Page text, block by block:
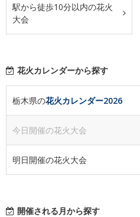
駅から徒歩10分以内の花火
大会
花火カレンダーから探す
栃木県の花火カレンダー2026
今日開催の花火大会
明日開催の花火大会
開催される月から探す